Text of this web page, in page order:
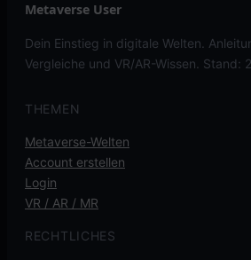
Metaverse User
Dein Einstieg in digitale Welten.
Vergleiche und VR/AR-Wissen. Stand:
THEMEN
Metaverse-Welten
Account erstellen
Login
VR / AR / MR
RECHTLICHES